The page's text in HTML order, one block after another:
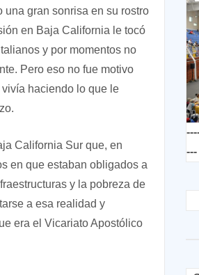
una gran sonrisa en su rostro
en Baja California le tocó
y por momentos no
Pero eso no fue motivo
haciendo lo que le
California Sur que, en
en que estaban obligados a
y la pobreza de
a esa realidad y
era el Vicariato Apostólico
---